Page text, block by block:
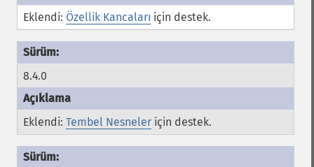
Eklendi: Özellik Kancaları için destek.
8.4.0
Eklendi: Tembel Nesneler için destek.